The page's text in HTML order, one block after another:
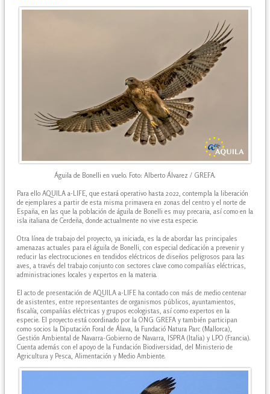
Águila de Bonelli en vuelo. Foto: Alberto Álvarez / GREFA.
Para ello AQUILA a-LIFE, que estará operativo hasta 2022, contempla la liberación
de ejemplares a partir de esta misma primavera en zonas del centro y el norte de
España, en las que la población de águila de Bonelli es muy precaria, así como en la
isla italiana de Cerdeña, donde actualmente no vive esta especie.
Otra línea de trabajo del proyecto, ya iniciada, es la de abordar las principales
amenazas actuales para el águila de Bonelli, con especial dedicación a prevenir y
reducir las electrocuciones en tendidos eléctricos de diseños peligrosos para las
aves, a través del trabajo conjunto con sectores clave como compañías eléctricas,
administraciones locales y expertos en la materia.
El acto de presentación de AQUILA a-LIFE ha contado con más de medio centenar
de asistentes, entre representantes de organismos públicos, ayuntamientos,
fiscalía, compañías eléctricas y grupos ecologistas, así como expertos en la
especie. El proyecto está coordinado por la ONG GREFA y también participan
como socios la Diputación Foral de Álava, la Fundació Natura Parc (Mallorca),
Gestión Ambiental de Navarra-Gobierno de Navarra, ISPRA (Italia) y LPO (Francia).
Cuenta además con el apoyo de la Fundación Biodiversidad, del Ministerio de
Agricultura y Pesca, Alimentación y Medio Ambiente.